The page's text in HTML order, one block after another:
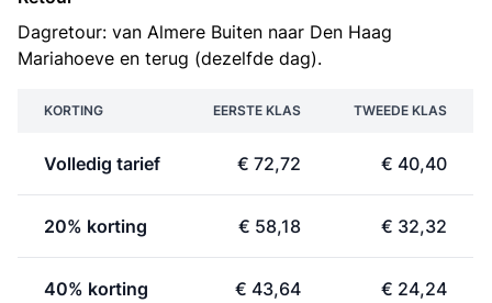
Dagretour: van Almere Buiten naar Den Haag
Mariahoeve en terug (dezelfde dag).
KORTING EERSTE KLAS TWEEDE KLAS
Volledig tarief € 72,72 € 40,40
20% korting € 58,18 € 32,32
40% korting € 43,64 € 24,24